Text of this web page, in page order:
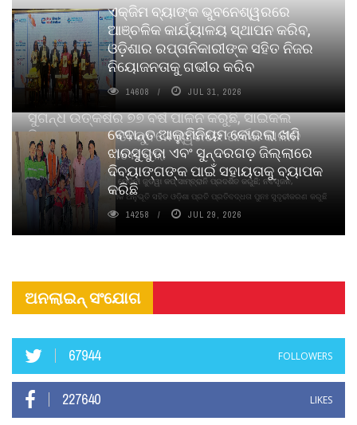
ସୁଗନ୍ଧ ଉତ୍କର୍ଷର ୭୭ ବର୍ଷ ପାଳନ କରୁଛି, ସାଇକଲ
ପିୟୋର୍‌ ଅଗରବତୀ ଭୁବନେଶ୍ୱରରେ ପାର୍ବଣ କାଳୀନ
ନବସୃଜନ ଉନ୍ମୋଚନ କଲା
ବାଉଁଶ ବିହୀନ କଠିନ ଧୂପ ଏବଂ ମେଦିନୀ ଜୁଡୱା କପ୍‌ ସାମ୍ବ୍ରାନି ପ୍ରଦର୍ଶିତ କରୁଛି; ନବସୃଜନ,
ଦୀର୍ଘସ୍ଥାୟିତା ଏବଂ ଆଧ୍ୟାତ୍ମିକ ଅନୁଭୂତି ସହିତ ଓଡ଼ିଶା ପ୍ରତି ପ୍ରତିବଦ୍ଧତା ପୁନଃ ସୁଦୃଢୀକରଣ କରୁଛି
ଏକ୍ଜିମ ବ୍ୟାଙ୍କ ଭୁବନେଶ୍ୱରରେ
ଆଞ୍ଚଳିକ କାର୍ଯ୍ୟାଳୟ ସ୍ଥାପନ କରିବ,
ଓଡ଼ିଶାର ରପ୍ତାନିକାରୀଙ୍କ ସହିତ ନିଜର
ନିୟୋଜନତାକୁ ଗଭୀର କରିବ
14608 JUL 31, 2026
ବେଦାନ୍ତ ଆଲୁମିନିୟମ କୋଇଲା ଖଣି
ଝାରସୁଗୁଡା ଏବଂ ସୁନ୍ଦରଗଡ଼ ଜିଲ୍ଲାରେ
ଦିବ୍ୟାଙ୍ଗଙ୍କ ପାଇଁ ସହାୟତାକୁ ବ୍ୟାପକ
କରିଛି
14258 JUL 29, 2026
ଅନଲାଇନ୍ ସଂଯୋଗ
67944 FOLLOWERS
227640 LIKES